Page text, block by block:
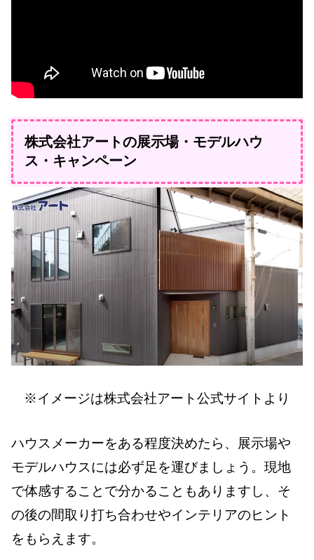
株式会社アートの展示場・モデルハウ
ス・キャンペーン
※イメージは株式会社アート公式サイトより
ハウスメーカーをある程度決めたら、展示場や
モデルハウスには必ず足を運びましょう。現地
で体感することで分かることもありますし、そ
の後の間取り打ち合わせやインテリアのヒント
をもらえます。